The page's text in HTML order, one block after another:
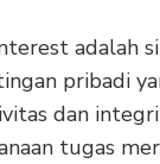
adalah
pribadi
dan
tugas